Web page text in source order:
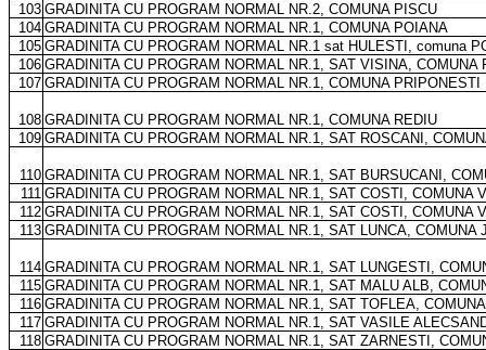
103 GRADINITA CU PROGRAM NORMAL NR.2, COMUNA PISCU
104 GRADINITA CU PROGRAM NORMAL NR.1, COMUNA POIANA
105 GRADINITA CU PROGRAM NORMAL NR.1 sat HULESTI, comuna
106 GRADINITA CU PROGRAM NORMAL NR.1, SAT VISINA, COMUNA
107 GRADINITA CU PROGRAM NORMAL NR.1, COMUNA PRIPONESTI
108 GRADINITA CU PROGRAM NORMAL NR.1, COMUNA REDIU
109 GRADINITA CU PROGRAM NORMAL NR.1, SAT ROSCANI,
110 GRADINITA CU PROGRAM NORMAL NR.1, SAT BURSUCANI,
111 GRADINITA CU PROGRAM NORMAL NR.1, SAT COSTI, COMUNA
112 GRADINITA CU PROGRAM NORMAL NR.1, SAT COSTI, COMUNA
113 GRADINITA CU PROGRAM NORMAL NR.1, SAT LUNCA, COMUNA
114 GRADINITA CU PROGRAM NORMAL NR.1, SAT LUNGESTI,
115 GRADINITA CU PROGRAM NORMAL NR.1, SAT MALU ALB,
116 GRADINITA CU PROGRAM NORMAL NR.1, SAT TOFLEA,
117 GRADINITA CU PROGRAM NORMAL NR.1, SAT VASILE
118 GRADINITA CU PROGRAM NORMAL NR.1, SAT ZARNESTI,